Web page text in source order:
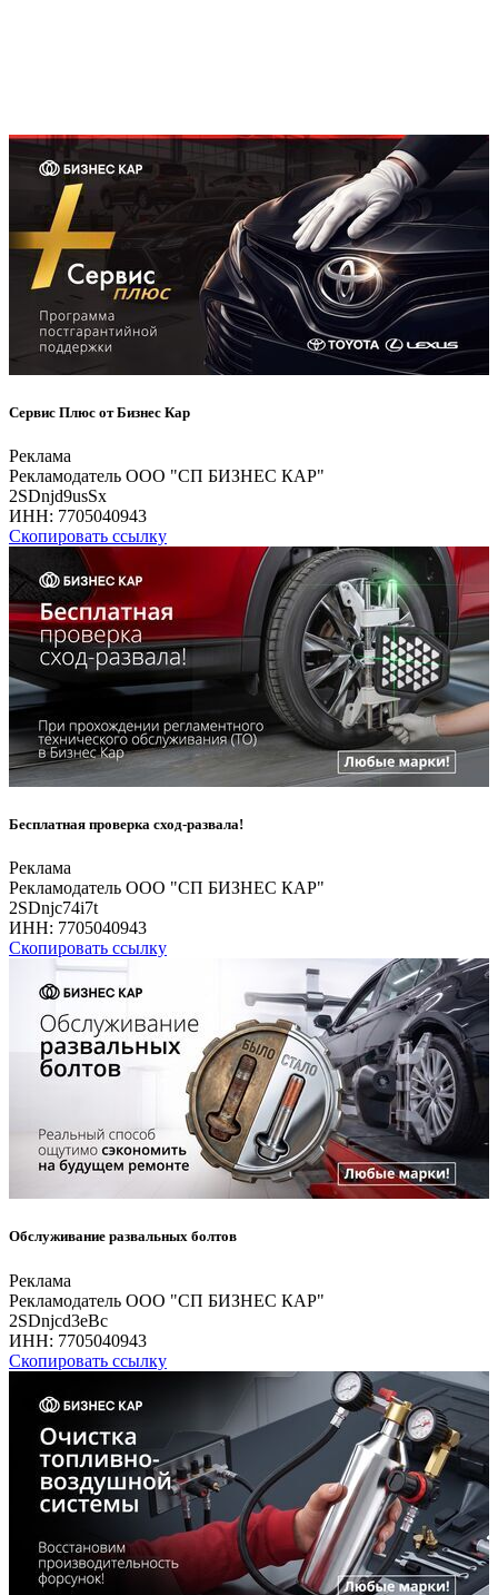
Сервис Плюс от Бизнес Кар
Реклама
Рекламодатель ООО "СП БИЗНЕС КАР"
2SDnjd9usSx
ИНН: 7705040943
Скопировать ссылку
Бесплатная проверка сход-развала!
Реклама
Рекламодатель ООО "СП БИЗНЕС КАР"
2SDnjc74i7t
ИНН: 7705040943
Скопировать ссылку
Обслуживание развальных болтов
Реклама
Рекламодатель ООО "СП БИЗНЕС КАР"
2SDnjcd3eBc
ИНН: 7705040943
Скопировать ссылку